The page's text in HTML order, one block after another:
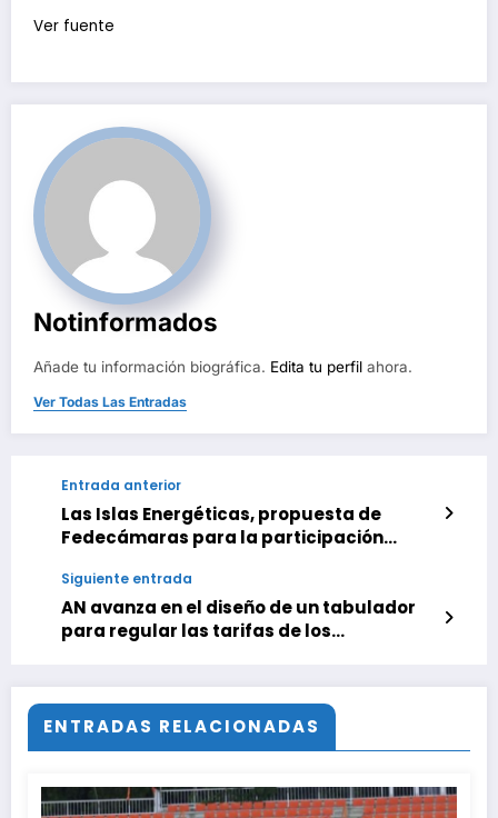
Ver fuente
Notinformados
Añade tu información biográfica. Edita tu perfil ahora.
Ver Todas Las Entradas
Entrada anterior
Las Islas Energéticas, propuesta de
Fedecámaras para la participación
Siguiente entrada
AN avanza en el diseño de un tabulador
para regular las tarifas de los
ENTRADAS RELACIONADAS